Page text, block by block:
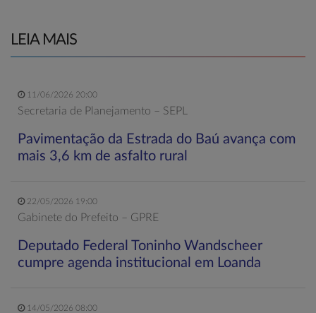
LEIA MAIS
11/06/2026 20:00
Secretaria de Planejamento – SEPL
Pavimentação da Estrada do Baú avança com
mais 3,6 km de asfalto rural
22/05/2026 19:00
Gabinete do Prefeito – GPRE
Deputado Federal Toninho Wandscheer
cumpre agenda institucional em Loanda
14/05/2026 08:00